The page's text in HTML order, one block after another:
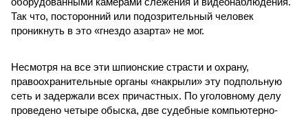
Так что, посторонний или подозрительный человек
проникнуть в это «гнездо азарта» не мог.
Несмотря на все эти шпионские страсти и охрану,
правоохранительные органы «накрыли» эту подпольную
сеть и задержали всех причастных. По уголовному делу
проведено четыре обыска, две судебные компьютерно-